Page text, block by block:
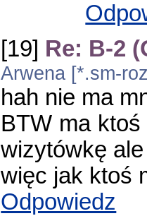
[19] Re: B-2
Arwena [*.sm-
hah nie ma
BTW ma ktoś
wizytówkę ale
więc jak ktoś
Odpowiedz